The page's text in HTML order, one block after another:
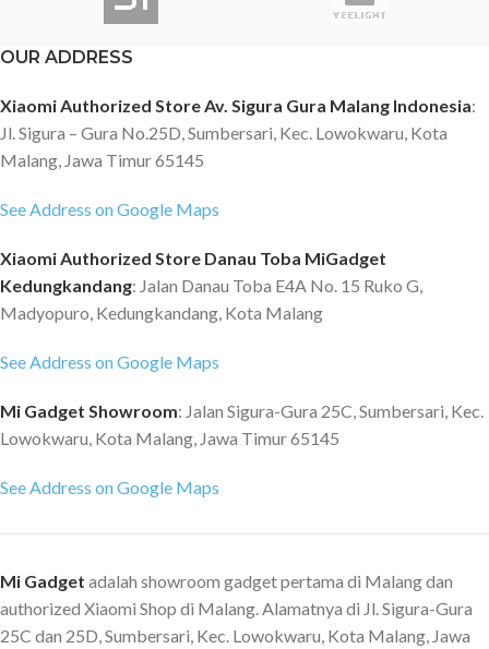
panas saat mengeringkan rambut.
digunakan di musim panas, atau
rambut. Mode Panas (Merah):
Cocok untuk mengeringkan
rambut basah dengan cepat.
Merah): Suhu bergantian untuk
gaya penataan lainnya — 7 detik
udara panas dan 5 detik udara
dingin untuk mengurangi
bentuk dan jenis gaya rambut
kombinasi Suhu dan Kecepatan
Gaya Halus: Suhu Dingin +
Melenting/Keriting: Suhu 57°C +
Ledakan: Mode Panas/Dingin +
SPESIFIKASI Motor : Motor
berkecepatan tinggi 110.000 rpm
Kecepatan Aliran Udara: 65m/s
rambut, menggabungkan
tinggi yang dapat berputar hingga
kecepatan 110.000rpm,
sebahu dalam waktu hanya 2
menit. Dengan 300 juta ion
negatif, pengering ini membantu
dan 2 kecepatan, termasuk suhu
konstan 57°C yang melindungi
kecepatan tinggi 110.000 rpm
Nosel Esensi Kecepatan Aliran
Udara: 70m/dtk Ion : 300 juta ion
platinum untuk perawatan rambut
OUR ADDRESS
Xiaomi Authorized Store Av. Sigura Gura Malang Indonesia:
Jl. Sigura – Gura No.25D, Sumbersari, Kec. Lowokwaru, Kota
Malang, Jawa Timur 65145
See Address on Google Maps
Xiaomi Authorized Store Danau Toba MiGadget
Kedungkandang: Jalan Danau Toba E4A No. 15 Ruko G,
Madyopuro, Kedungkandang, Kota Malang
See Address on Google Maps
Mi Gadget Showroom: Jalan Sigura-Gura 25C, Sumbersari, Kec.
Lowokwaru, Kota Malang, Jawa Timur 65145
See Address on Google Maps
Mi Gadget adalah showroom gadget pertama di Malang dan
authorized Xiaomi Shop di Malang. Alamatnya di Jl. Sigura-Gura
25C dan 25D, Sumbersari, Kec. Lowokwaru, Kota Malang, Jawa